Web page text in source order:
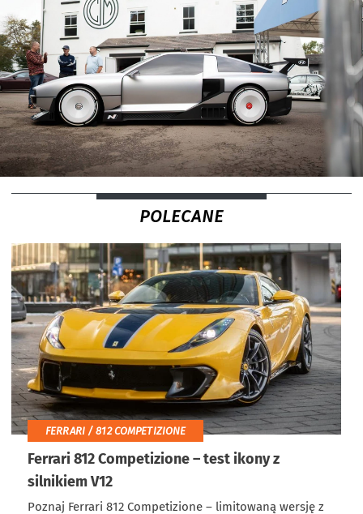
POLECANE
FERRARI / 812 COMPETIZIONE
Ferrari 812 Competizione – test ikony z
silnikiem V12
Poznaj Ferrari 812 Competizione – limitowaną wersję z